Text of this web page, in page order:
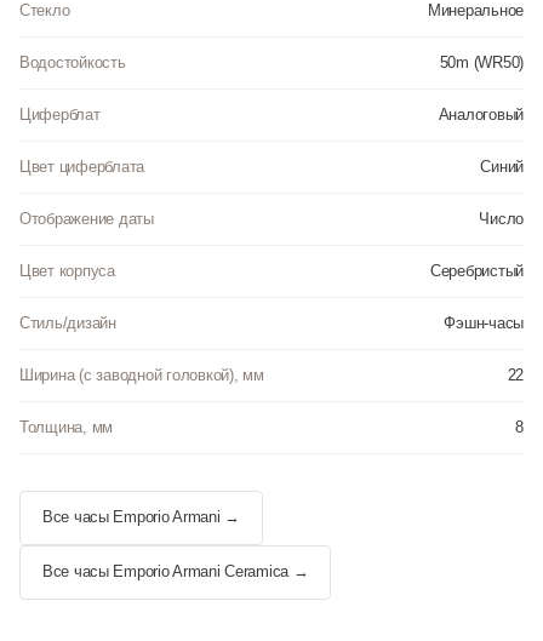
Стекло Минеральное
Водостойкость 50m (WR50)
Циферблат Аналоговый
Цвет циферблата Синий
Отображение даты Число
Цвет корпуса Серебристый
Стиль/дизайн Фэшн-часы
Ширина (с заводной головкой), мм 22
Толщина, мм 8
Все часы Emporio Armani →
Все часы Emporio Armani Ceramica →